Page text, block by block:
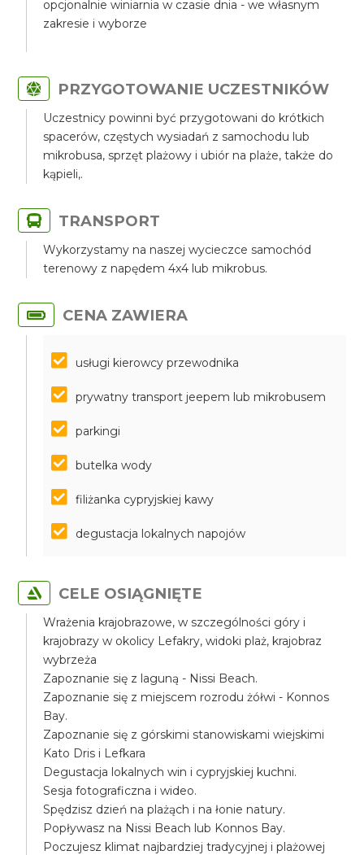
opcjonalnie winiarnia w czasie dnia - we własnym
zakresie i wyborze
PRZYGOTOWANIE UCZESTNIKÓW
Uczestnicy powinni być przygotowani do krótkich
spacerów, częstych wysiadań z samochodu lub
mikrobusa, sprzęt plażowy i ubiór na plaże, także do
kąpieli,.
TRANSPORT
Wykorzystamy na naszej wycieczce samochód
terenowy z napędem 4x4 lub mikrobus.
CENA ZAWIERA
usługi kierowcy przewodnika
prywatny transport jeepem lub mikrobusem
parkingi
butelka wody
filiżanka cypryjskiej kawy
degustacja lokalnych napojów
CELE OSIĄGNIĘTE
Wrażenia krajobrazowe, w szczególności góry i
krajobrazy w okolicy Lefakry, widoki plaż, krajobraz
wybrzeża
Zapoznanie się z laguną - Nissi Beach.
Zapoznanie się z miejscem rozrodu żółwi - Konnos
Bay.
Zapoznanie się z górskimi stanowiskami wiejskimi
Kato Dris i Lefkara
Degustacja lokalnych win i cypryjskiej kuchni.
Sesja fotograficzna i wideo.
Spędzisz dzień na plażąch i na łonie natury.
Popływasz na Nissi Beach lub Konnos Bay.
Poczujesz klimat najbardziej tradycyjnej i plażowej